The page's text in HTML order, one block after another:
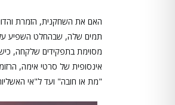
האם את השחקנית, הזמרת
תמים שלה, שבהחלט השפיע על
מסוימת בתפקידים שלקחה,
"מת או חובה" ועד ל"אי